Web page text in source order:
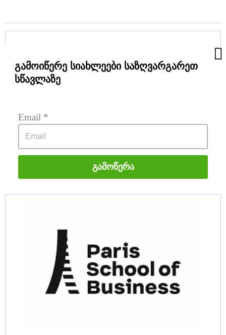
Jan Dlugosz University in Czestochowa
გამოიწერე სიახლეები საზღვარგარეთ
სწავლაზე
Email *
Გამოწერა